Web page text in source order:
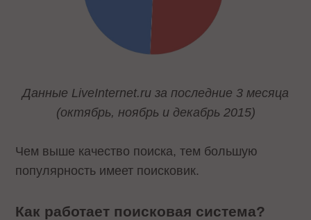
Данные LiveInternet.ru за последние 3 месяца
(октябрь, ноябрь и декабрь 2015)
Чем выше качество поиска, тем большую
популярность имеет поисковик.
Как работает поисковая система?